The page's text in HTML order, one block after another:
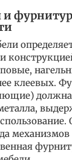
клеевых.
механизмов